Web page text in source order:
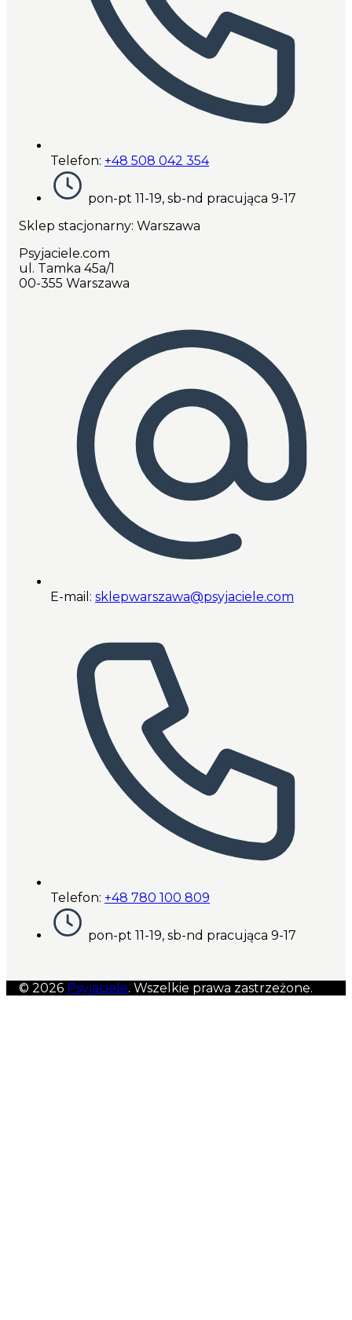
Telefon: +48 508 042 354
pon-pt 11-19, sb-nd pracująca 9-17
Sklep stacjonarny: Warszawa
Psyjaciele.com
ul. Tamka 45a/1
00-355 Warszawa
E-mail: sklepwarszawa@psyjaciele.com
Telefon: +48 780 100 809
pon-pt 11-19, sb-nd pracująca 9-17
© 2026 Psyjaciele. Wszelkie prawa zastrzeżone.